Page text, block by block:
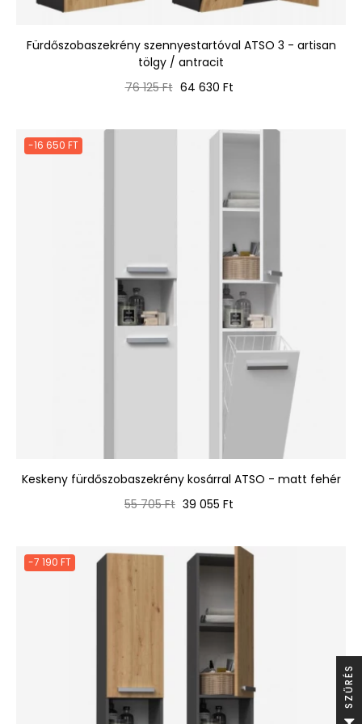
Fürdőszobaszekrény szennyestartóval ATSO 3 - artisan
tölgy / antracit
Normál
76 125 Ft Ár
64 630 Ft
-16 650 FT
Keskeny fürdőszobaszekrény kosárral ATSO - matt fehér
Normál
55 705 Ft Ár
39 055 Ft
-7 190 FT
S